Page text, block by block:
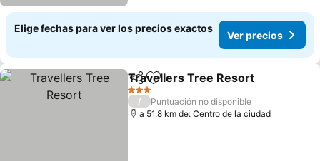
Elige fechas para ver los precios exactos
Ver precios
Compartir
Agregar a favoritos
Travellers Tree Resort
3 Estrellas
/
Puntuación no disponible
a 51.8 km de: Centro de la ciudad